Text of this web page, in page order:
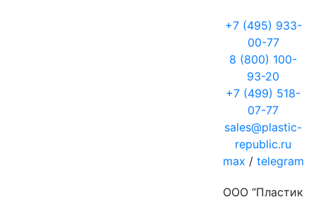
+7 (495) 933-
00-77
8 (800) 100-
93-20
+7 (499) 518-
07-77
sales@plastic-
republic.ru
max / telegram
ООО “Пластик